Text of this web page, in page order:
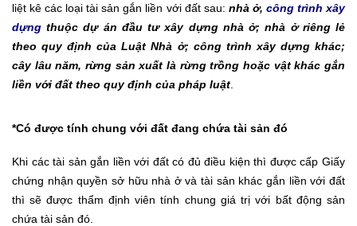
liệt kê các loại tài sản gắn liền với đất sau: nhà ở, công trình xây
dựng thuộc dự án đầu tư xây dựng nhà ở; nhà ở riêng lẻ
theo quy định của Luật Nhà ở; công trình xây dựng khác;
cây lâu năm, rừng sản xuất là rừng trồng hoặc vật khác gắn
liền với đất theo quy định của pháp luật
*Có được tính chung với đất đang chứa tài sản đó
Khi các tài sản gắn liền với đất có đủ điều kiện thì được cấp Giấy
chứng nhận quyền sở hữu nhà ở và tài sản khác gắn liền với đất
thì sẽ được thẩm định viên tính chung giá trị với bất động sản
chứa tài sản đó.